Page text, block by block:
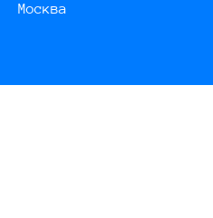
Москва